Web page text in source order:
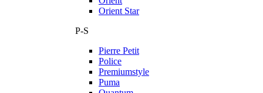
Orient Star
P-S
Pierre Petit
Police
Premiumstyle
Puma